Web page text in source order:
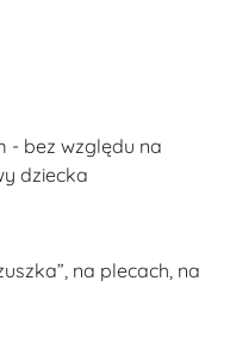
- bez względu na
dziecka
na plecach, na